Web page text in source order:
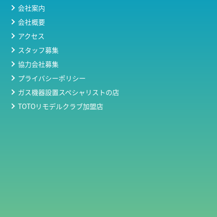
会社案内
会社概要
アクセス
スタッフ募集
協力会社募集
プライバシーポリシー
ガス機器設置スペシャリストの店
TOTOリモデルクラブ加盟店